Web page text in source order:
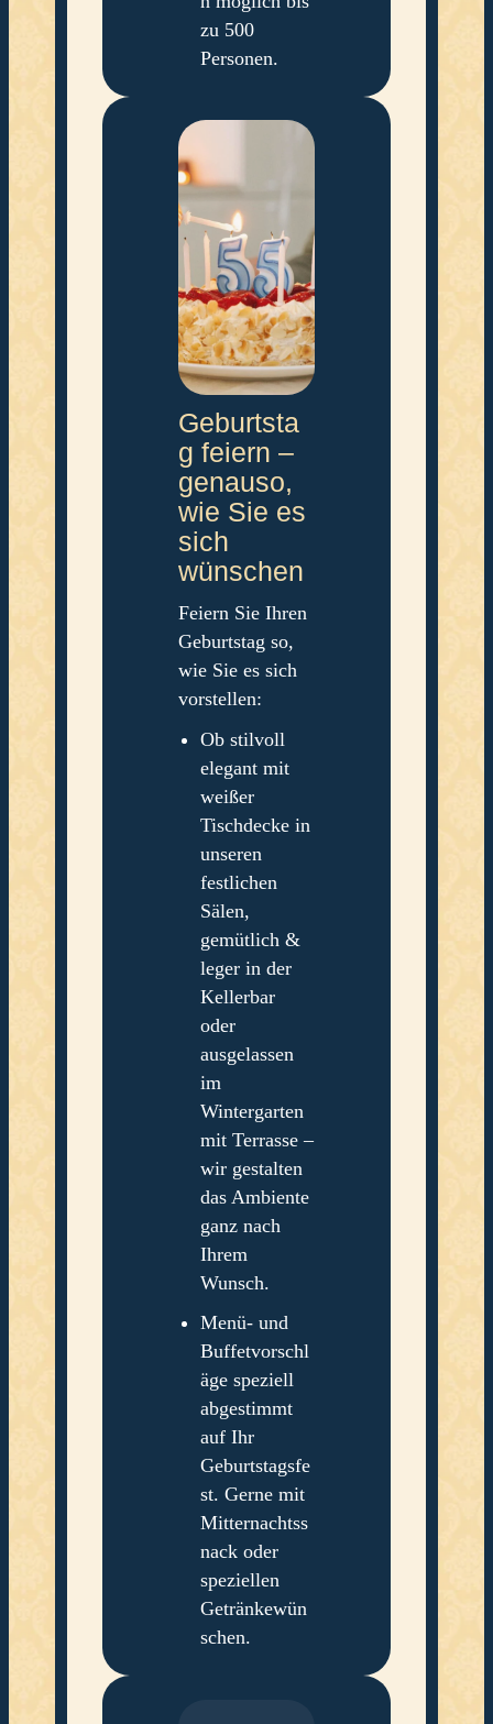
zu 500
Personen.
Geburtsta
g feiern –
genauso,
wie Sie es
sich
wünschen
Feiern Sie Ihren
Geburtstag so,
wie Sie es sich
vorstellen:
Ob stilvoll
elegant mit
weißer
Tischdecke in
unseren
festlichen
Sälen,
gemütlich &
leger in der
Kellerbar
oder
ausgelassen
im
Wintergarten
mit Terrasse –
wir gestalten
das Ambiente
ganz nach
Ihrem
Wunsch.
Menü- und
Buffetvorschl
äge speziell
abgestimmt
auf Ihr
Geburtstagsfe
st. Gerne mit
Mitternachtss
nack oder
speziellen
Getränkewün
schen.